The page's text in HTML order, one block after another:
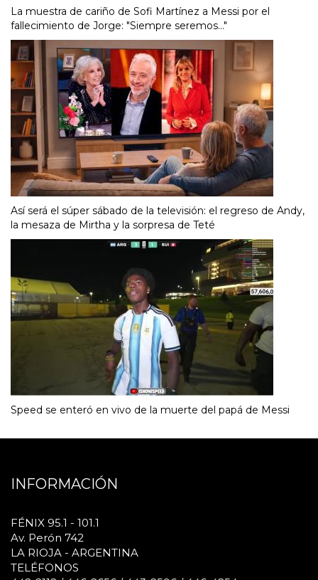
La muestra de cariño de Sofi Martínez a Messi por el
fallecimiento de Jorge: "Siempre seremos..."
Así será el súper sábado de la televisión: el regreso de Andy,
la mesaza de Mirtha y la sorpresa de Teté
Speed se enteró en vivo de la muerte del papá de Messi
INFORMACIÓN
FÉNIX 95.1 - 101.1
Av. Perón 742
LA RIOJA - ARGENTINA
TELÉFONOS